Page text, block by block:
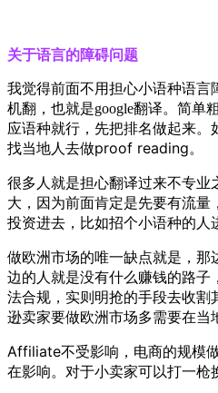
关于语言的障碍问题
我觉得前面不用担心小语种语言
机翻，也就是google翻译。 简单
应语种就行，先把排名做起来
找当地人去做proof reading。
很多人就是担心翻译过来不专业
大，因为前面肯定是先要有流
投资进去，比如招个小语种的人
做欧洲市场的唯一缺点就是，那
边的人就是没有什么赚钱的路子
法合规，实则明抢的手段去收割
逊卖家要做欧洲市场多需要在当
Affiliate不受影响，电商的规模
在影响。对于小卖家可以打一枪